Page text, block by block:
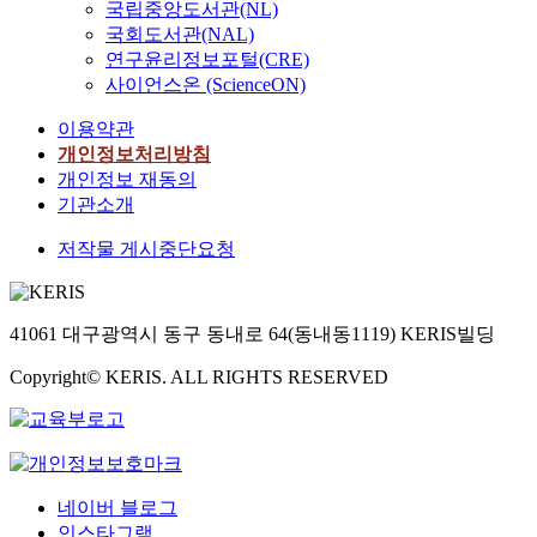
국립중앙도서관(NL)
국회도서관(NAL)
연구윤리정보포털(CRE)
사이언스온 (ScienceON)
이용약관
개인정보처리방침
개인정보 재동의
기관소개
저작물 게시중단요청
41061 대구광역시 동구 동내로 64(동내동1119) KERIS빌딩
Copyright© KERIS. ALL RIGHTS RESERVED
네이버 블로그